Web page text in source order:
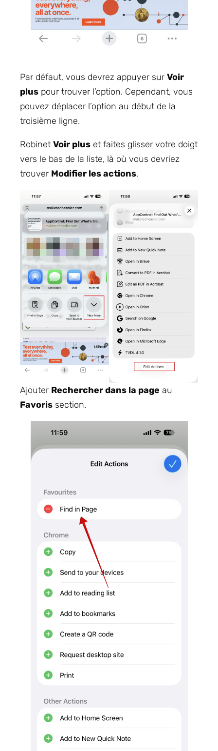
Par défaut, vous devrez appuyer sur Voir
plus pour trouver l’option. Cependant, vous
pouvez déplacer l’option au début de la
troisième ligne.
Robinet Voir plus et faites glisser votre doigt
vers le bas de la liste, là où vous devriez
trouver Modifier les actions.
Ajouter Rechercher dans la page au
Favoris section.